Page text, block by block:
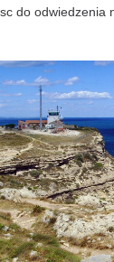
do odwiedzenia